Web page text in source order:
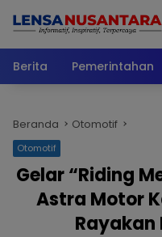
Berita
Pemerintahan
Beranda Otomotif
Otomotif
Gelar “Riding
Astra Motor
Rayakan